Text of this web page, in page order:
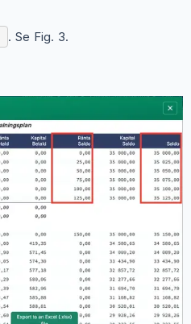
. Se Fig. 3.